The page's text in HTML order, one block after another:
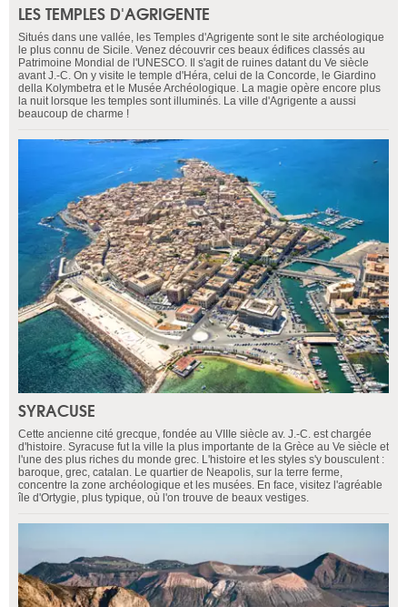
LES TEMPLES D'AGRIGENTE
Situés dans une vallée, les Temples d'Agrigente sont le site archéologique
le plus connu de Sicile. Venez découvrir ces beaux édifices classés au
Patrimoine Mondial de l'UNESCO. Il s'agit de ruines datant du Ve siècle
avant J.-C. On y visite le temple d'Héra, celui de la Concorde, le Giardino
della Kolymbetra et le Musée Archéologique. La magie opère encore plus
la nuit lorsque les temples sont illuminés. La ville d'Agrigente a aussi
beaucoup de charme !
SYRACUSE
Cette ancienne cité grecque, fondée au VIIIe siècle av. J.-C. est chargée
d'histoire. Syracuse fut la ville la plus importante de la Grèce au Ve siècle et
l'une des plus riches du monde grec. L'histoire et les styles s'y bousculent :
baroque, grec, catalan. Le quartier de Neapolis, sur la terre ferme,
concentre la zone archéologique et les musées. En face, visitez l'agréable
île d'Ortygie, plus typique, où l'on trouve de beaux vestiges.